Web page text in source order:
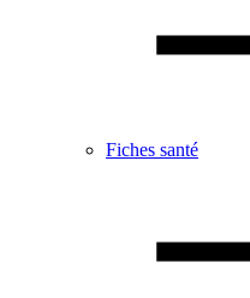
Fiches santé